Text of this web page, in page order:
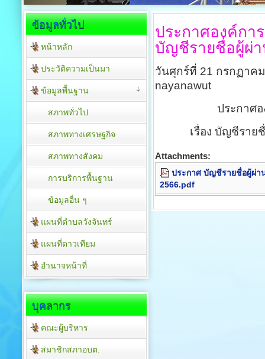
ประกาศองค์กา
บัญชีรายชื่อผู้ผ่า
วันศุกร์ที่ 21 กรกฏาค
nayanawut
ประกาศ
เรื่อง บัญชีราย
Attachments:
ประกาศ บัญชีรายชื่อผู้ผ่า
2566.pdf
ข้อมูลทั่วไป
หน้าหลัก
ประวัติความเป็นมา
ข้อมูลพื้นฐาน
สภาพทั่วไป
สภาพทางเศรษฐกิจ
สภาพทางสังคม
การบริการพื้นฐาน
ข้อมูลอื่น ๆ
แผนที่ตำบลวังจันทร์
แผนที่ดาวเทียม
อำนาจหน้าที่
บุคลากร
คณะผู้บริหาร
สมาชิกสภาอบต.